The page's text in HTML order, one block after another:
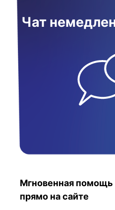
Чат
Мгновенная
прямо на сайте